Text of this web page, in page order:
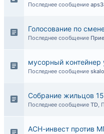
Последнее сообщение
Голосование по
Последнее сообщение
мусорный контейнер
Последнее сообщение
Собрание жильцов
Последнее сообщение TD,
АСН-инвест против